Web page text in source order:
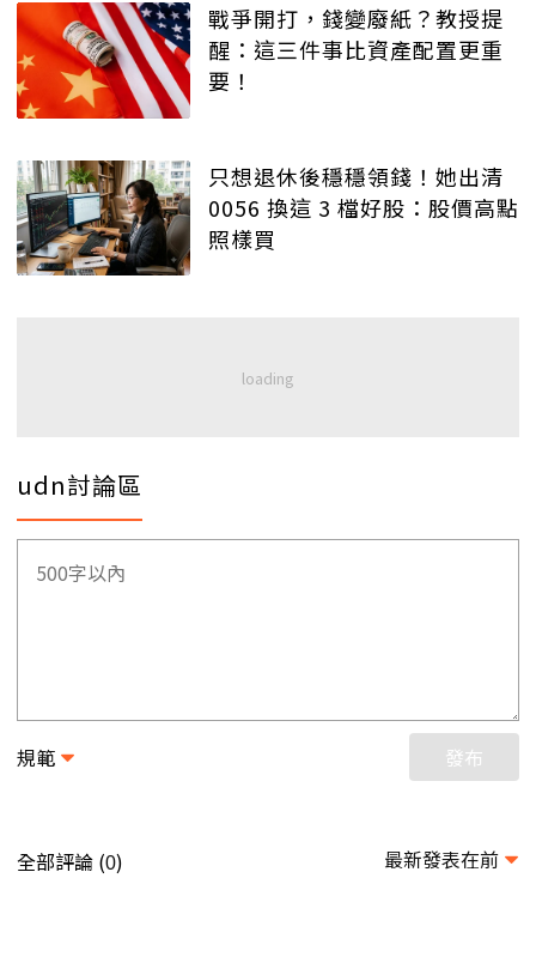
戰爭開打，錢變廢紙？教授提
醒：這三件事比資產配置更重
要！
只想退休後穩穩領錢！她出清
0056 換這 3 檔好股：股價高點
照樣買
udn討論區
規範 發布
全部評論 (0) 最新發表在前